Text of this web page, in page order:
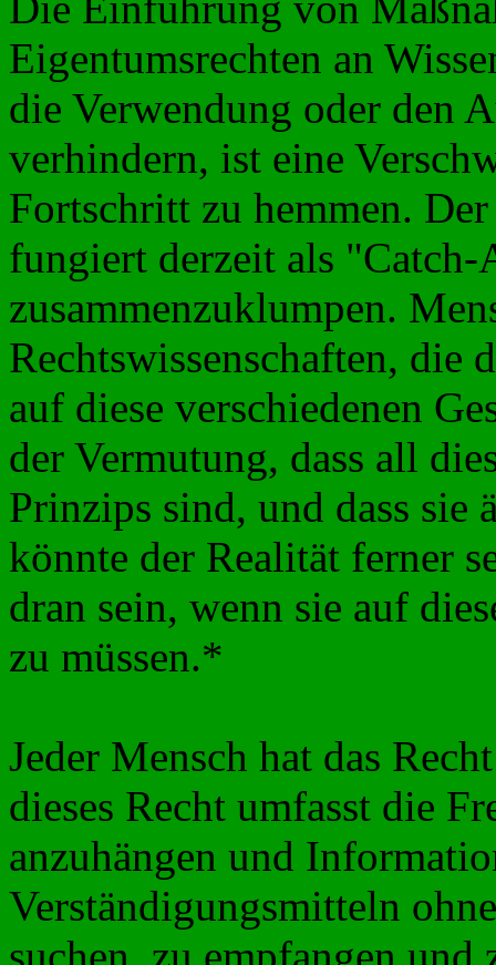
Eigentumsrechten an
die Verwendung oder den
verhindern, ist eine
Fortschritt zu hemmen.
fungiert derzeit als
zusammenzuklumpen.
Rechtswissenschaften,
auf diese verschiedenen
der Vermutung, dass all
Prinzips sind, und dass
könnte der Realität ferner
dran sein, wenn sie auf
zu müssen.*
Jeder Mensch hat das
dieses Recht umfasst die
anzuhängen und
Verständigungsmitteln